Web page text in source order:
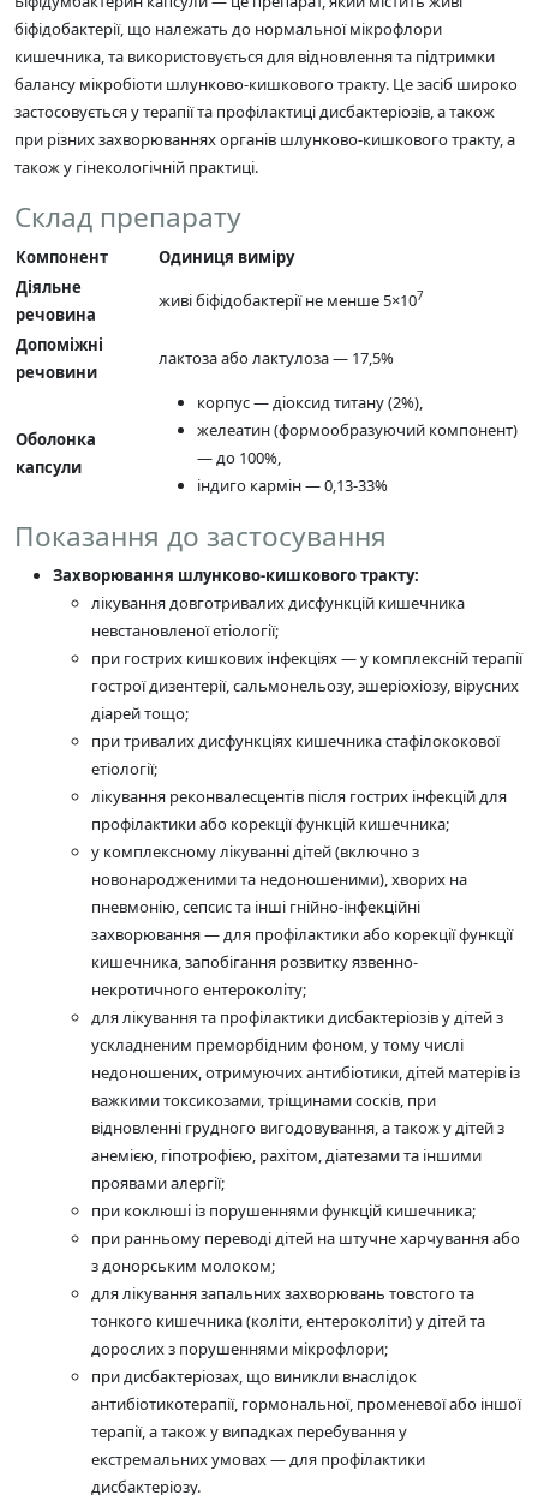
біфідобактерії, що належать до нормальної мікрофлори
кишечника, та використовується для відновлення та підтримки
балансу мікробіоти шлунково-кишкового тракту. Це засіб широко
застосовується у терапії та профілактиці дисбактеріозів, а також
при різних захворюваннях органів шлунково-кишкового тракту, а
також у гінекологічній практиці.
Склад препарату
Компонент
Одиниця виміру
Діяльне
речовина
живі біфідобактерії не менше 5×107
Допоміжні
речовини
лактоза або лактулоза — 17,5%
Оболонка
капсули
корпус — діоксид титану (2%),
желеатин (формообразуючий компонент)
— до 100%,
індиго кармін — 0,13-33%
Показання до застосування
Захворювання шлунково-кишкового тракту:
лікування довготривалих дисфункцій кишечника
невстановленої етіології;
при гострих кишкових інфекціях — у комплексній терапії
гострої дизентерії, сальмонельозу, эшеріохіозу, вірусних
діарей тощо;
при тривалих дисфункціях кишечника стафілококової
етіології;
лікування реконвалесцентів після гострих інфекцій для
профілактики або корекції функцій кишечника;
у комплексному лікуванні дітей (включно з
новонародженими та недоношеними), хворих на
пневмонію, сепсис та інші гнійно-інфекційні
захворювання — для профілактики або корекції функції
кишечника, запобігання розвитку язвенно-
некротичного ентероколіту;
для лікування та профілактики дисбактеріозів у дітей з
ускладненим преморбідним фоном, у тому числі
недоношених, отримуючих антибіотики, дітей матерів із
важкими токсикозами, тріщинами сосків, при
відновленні грудного вигодовування, а також у дітей з
анемією, гіпотрофією, рахітом, діатезами та іншими
проявами алергії;
при коклюші із порушеннями функцій кишечника;
при ранньому переводі дітей на штучне харчування або
з донорським молоком;
для лікування запальних захворювань товстого та
тонкого кишечника (коліти, ентероколіти) у дітей та
дорослих з порушеннями мікрофлори;
при дисбактеріозах, що виникли внаслідок
антибіотикотерапії, гормональної, променевої або іншої
терапії, а також у випадках перебування у
екстремальних умовах — для профілактики
дисбактеріозу.